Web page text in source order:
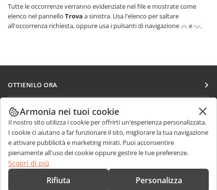
Tutte le occorrenze verranno evidenziate nel file e mostrate come
elenco nel pannello Trova a sinistra. Usa l'elenco per saltare
all'occorrenza richiesta, oppure usa i pulsanti di navigazione
e .
OTTIENILO ORA
Docs
DocSpace
Workspace
Connettori
App desktop
COLLABORA
Per i contributori
Per i traduttori
Per gli influencer
Offerte di lavoro
RICEVI NOTIZIE
Blog
RICEVI AIUTO
Forum
CONTATTACI
Armonia nei tuoi cookie
Il nostro sito utilizza i cookie per offrirti un'esperienza personalizzata.
I cookie ci aiutano a far funzionare il sito, migliorare la tua navigazione
e attivare pubblicità e marketing mirati. Puoi acconsentire
pienamente all'uso dei cookie oppure gestire le tue preferenze.
Scopri di più
Rifiuta Personalizza